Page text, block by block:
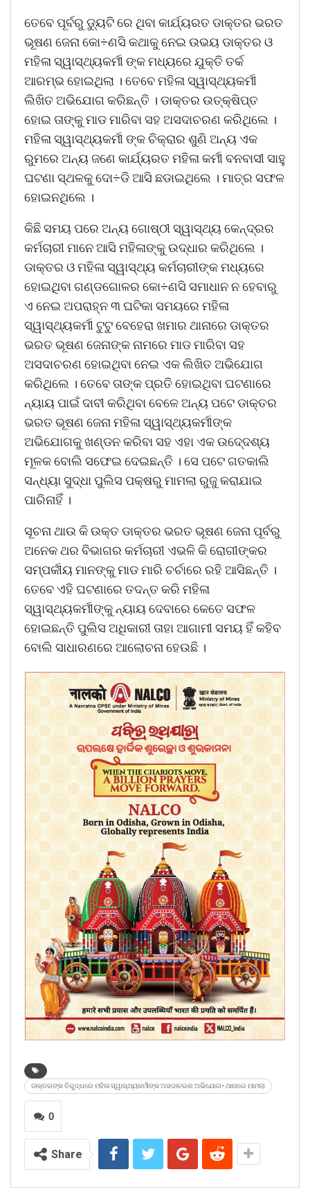
ତେବେ ପୂର୍ବରୁ ଡ୍ୟୁଟି ରେ ଥିବା କାର୍ଯ୍ୟରତ ଡାକ୍ତର ଭରତ
ଭୂଷଣ ଜେନା କୋ÷ଣସି କଥାକୁ ନେଇ ଉଭୟ ଡାକ୍ତର ଓ
ମହିଳା ସ୍ୱାସ୍ଥ୍ୟକର୍ମୀ ଙ୍କ ମଧ୍ୟରେ ଯୁକ୍ତି ତର୍କ
ଆରମ୍ଭ ହୋଇଥିଲା । ତେବେ ମହିଳା ସ୍ୱାସ୍ଥ୍ୟକର୍ମୀ
ଲିଖିତ ଅଭିଯୋଗ କରିଛନ୍ତି । ଡାକ୍ତର ଉତ୍କ୍ଷିପ୍ତ
ହୋଇ ତାଙ୍କୁ ମାଡ ମାରିବା ସହ ଅସଦାଚରଣ କରିଥିଲେ ।
ମହିଳା ସ୍ୱାସ୍ଥ୍ୟକର୍ମୀ ଙ୍କ ଚିକ୍ରାର ଶୁଣି ଅନ୍ୟ ଏକ
ରୁମରେ ଅନ୍ୟ ଜଣେ କାର୍ଯ୍ୟରତ ମହିଳା କର୍ମୀ ବନବାସୀ ସାହୁ
ଘଟଣା ସ୍ଥଳକୁ ଦୋ÷ଡି ଆସି ଛଡାଇଥିଲେ । ମାତ୍ର ସଫଳ
ହୋଇନଥିଲେ ।
କିଛି ସମୟ ପରେ ଅନ୍ୟ ଗୋଷ୍ଠୀ ସ୍ୱାସ୍ଥ୍ୟ କେନ୍ଦ୍ରର
କର୍ମଚାରୀ ମାନେ ଆସି ମହିଳାଙ୍କୁ ଉଦ୍ଧାର କରିଥିଲେ ।
ଡାକ୍ତର ଓ ମହିଳା ସ୍ୱାସ୍ଥ୍ୟ କର୍ମଚାରୀଙ୍କ ମଧ୍ୟରେ
ହୋଇଥିବା ଗଣ୍ଡଗୋଳର କୋ÷ଣସି ସମାଧାନ ନ ହେବାରୁ
ଏ ନେଇ ଅପରାହ୍ନ ୩ ଘଟିକା ସମୟରେ ମହିଳା
ସ୍ୱାସ୍ଥ୍ୟକର୍ମୀ ଟୁଟୁ ବେହେରା ଖମାର ଥାନାରେ ଡାକ୍ତର
ଭରତ ଭୂଷଣ ଜେନାଙ୍କ ନାମରେ ମାଡ ମାରିବା ସହ
ଅସଦାଚରଣ ହୋଇଥିବା ନେଇ ଏକ ଲିଖିତ ଅଭିଯୋଗ
କରିଥିଲେ । ତେବେ ତାଙ୍କ ପ୍ରତି ହୋଇଥିବା ଘଟଣାରେ
ନ୍ୟାୟ ପାଇଁ ଦାବୀ କରିଥିବା ବେଳେ ଅନ୍ୟ ପଟେ ଡାକ୍ତର
ଭରତ ଭୂଷଣ ଜେନା ମହିଳା ସ୍ୱାସ୍ଥ୍ୟକର୍ମୀଙ୍କ
ଅଭିଯୋଗକୁ ଖଣ୍ଡନ କରିବା ସହ ଏହା ଏକ ଉଦେ୍ଦଶ୍ୟ
ମୂଳକ ବୋଲି ସଫେଇ ଦେଇଛନ୍ତି । ସେ ପଟେ ଗତକାଲି
ସନ୍ଧ୍ୟା ସୁଦ୍ଧା ପୁଲିସ ପକ୍ଷରୁ ମାମଲା ରୁଜୁ କରାଯାଇ
ପାରିନାହିଁ ।
ସୂଚନା ଥାଉ କି ଉକ୍ତ ଡାକ୍ତର ଭରତ ଭୂଷଣ ଜେନା ପୂର୍ବରୁ
ଅନେକ ଥର ବିଭାଗର କର୍ମଚାରୀ ଏଭଳି କି ରୋଗୀଙ୍କର
ସମ୍ପର୍କୀୟ ମାନଙ୍କୁ ମାଡ ମାରି ଚର୍ଚାରେ ରହି ଆସିଛନ୍ତି ।
ତେବେ ଏହି ଘଟଣାରେ ତଦନ୍ତ କରି ମହିଳା
ସ୍ୱାସ୍ଥ୍ୟକର୍ମୀଙ୍କୁ ନ୍ୟାୟ ଦେବାରେ କେତେ ସଫଳ
ହୋଇଛନ୍ତି ପୁଲିସ ଅଧିକାରୀ ତାହା ଆଗାମୀ ସମୟ ହିଁ କହିବ
ବୋଲି ସାଧାରଣରେ ଆଲୋଚନା ହେଉଛି ।
ଡାକ୍ତରଙ୍କ ବିରୁଦ୍ଧରେ ମହିଳା ସ୍ୱାସ୍ଥ୍ୟକର୍ମୀଙ୍କ ଅସଦାଚରଣ ଅଭିଯୋଗ- ଥାନାରେ ମାମଲା
0
Share